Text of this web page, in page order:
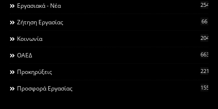
Εργασιακά - Νέα 2546
Ζήτηση Εργασίας 66
Κοινωνία 2044
ΟΑΕΔ 663
Προκηρύξεις 2215
Προσφορά Εργασίας 155